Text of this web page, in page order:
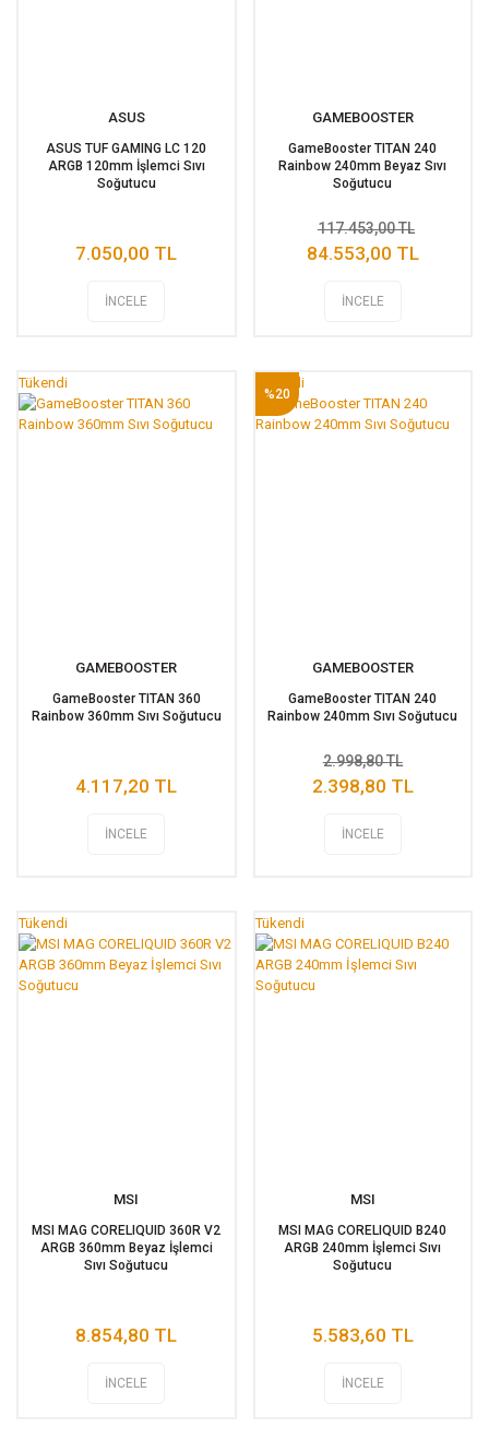
ASUS
ASUS TUF GAMING LC 120
ARGB 120mm İşlemci Sıvı
Soğutucu
7.050,00 TL
İNCELE
GAMEBOOSTER
GameBooster TITAN 240
Rainbow 240mm Beyaz Sıvı
Soğutucu
84.553,00 TL
117.453,00 TL
İNCELE
Tükendi
GAMEBOOSTER
GameBooster TITAN 360
Rainbow 360mm Sıvı Soğutucu
4.117,20 TL
İNCELE
%20
Tükendi
GAMEBOOSTER
GameBooster TITAN 240
Rainbow 240mm Sıvı Soğutucu
2.398,80 TL
2.998,80 TL
İNCELE
Tükendi
MSI
MSI MAG CORELIQUID 360R V2
ARGB 360mm Beyaz İşlemci
Sıvı Soğutucu
8.854,80 TL
İNCELE
Tükendi
MSI
MSI MAG CORELIQUID B240
ARGB 240mm İşlemci Sıvı
Soğutucu
5.583,60 TL
İNCELE